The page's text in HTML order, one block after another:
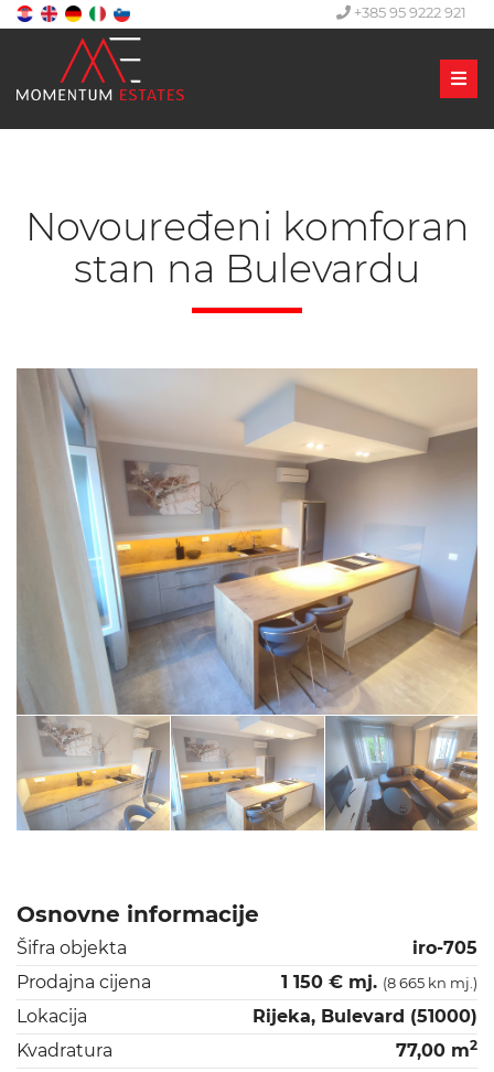
+385 95 9222 921
Novouređeni komforan
stan na Bulevardu
Osnovne informacije
Šifra objekta
iro-705
Prodajna cijena
1 150 € mj. (8 665 kn mj.)
Lokacija
Rijeka, Bulevard (51000)
Kvadratura
77,00 m2